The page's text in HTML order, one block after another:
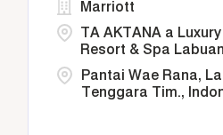
Pantai Wae Rana,
Tenggara Tim.,
Marriott
TA AKTANA a
Resort & Spa